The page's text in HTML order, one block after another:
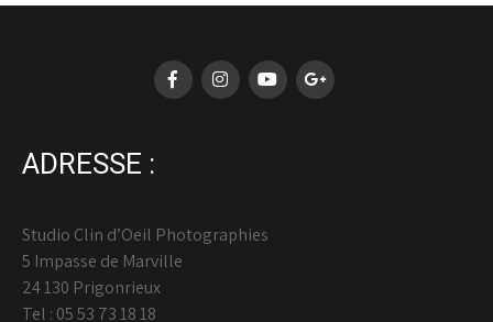
ADRESSE :
Studio Clin d’Oeil Photographies
5 Impasse de Marville
24 130 Prigonrieux
Tel : 05 53 73 18 18